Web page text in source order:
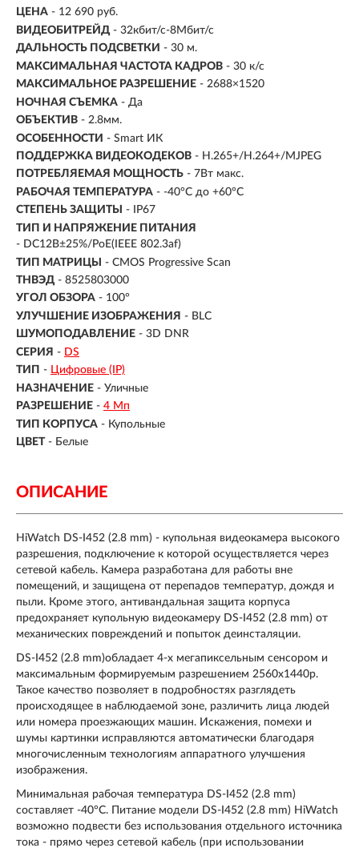
ЦЕНА - 12 690 руб.
ВИДЕОБИТРЕЙД - 32кбит/с-8Мбит/с
ДАЛЬНОСТЬ ПОДСВЕТКИ - 30 м.
МАКСИМАЛЬНАЯ ЧАСТОТА КАДРОВ - 30 к/с
МАКСИМАЛЬНОЕ РАЗРЕШЕНИЕ - 2688×1520
НОЧНАЯ СЪЕМКА - Да
ОБЪЕКТИВ - 2.8мм.
ОСОБЕННОСТИ - Smart ИК
ПОДДЕРЖКА ВИДЕОКОДЕКОВ - H.265+/H.264+/MJPEG
ПОТРЕБЛЯЕМАЯ МОЩНОСТЬ - 7Вт макс.
РАБОЧАЯ ТЕМПЕРАТУРА - -40°C до +60°C
СТЕПЕНЬ ЗАЩИТЫ
- IP67
ТИП И НАПРЯЖЕНИЕ ПИТАНИЯ
- DC12В±25%/PoE(IEEE 802.3af)
ТИП МАТРИЦЫ
- CMOS Progressive Scan
ТНВЭД - 8525803000
УГОЛ ОБЗОРА - 100°
УЛУЧШЕНИЕ ИЗОБРАЖЕНИЯ - BLC
ШУМОПОДАВЛЕНИЕ - 3D DNR
СЕРИЯ - DS
ТИП - Цифровые (IP)
НАЗНАЧЕНИЕ - Уличные
РАЗРЕШЕНИЕ - 4 Мп
ТИП КОРПУСА - Купольные
ЦВЕТ - Белые
ОПИСАНИЕ
HiWatch DS-I452 (2.8 mm) - купольная видеокамера высокого
разрешения, подключение к которой осуществляется через
сетевой кабель. Камера разработана для работы вне
помещений, и защищена от перепадов температур, дождя и
пыли. Кроме этого, антивандальная защита корпуса
предохраняет купольную видеокамеру DS-I452 (2.8 mm) от
механических повреждений и попыток деинсталяции.
DS-I452 (2.8 mm)обладает 4-х мегапиксельным сенсором и
максимальным формируемым разрешением 2560х1440p.
Такое качество позволяет в подробностях разглядеть
происходящее в наблюдаемой зоне, различить лица людей
или номера проезжающих машин. Искажения, помехи и
шумы картинки исправляются автоматически благодаря
многочисленным технологиям аппаратного улучшения
изображения.
Минимальная рабочая температура DS-I452 (2.8 mm)
составляет -40°C. Питание модели DS-I452 (2.8 mm) HiWatch
возможно подвести без использования отдельного источника
тока - прямо через сетевой кабель (при использовании